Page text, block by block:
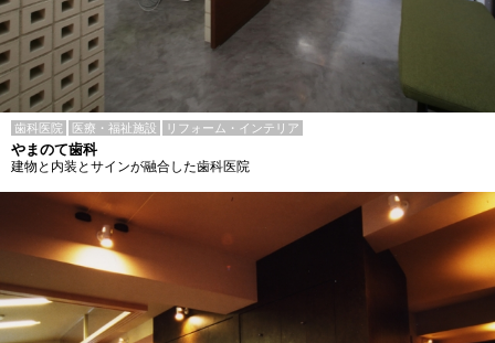
歯科医院 医療・福祉施設 リフォーム・インテリア
やまのて歯科
建物と内装とサインが融合した歯科医院